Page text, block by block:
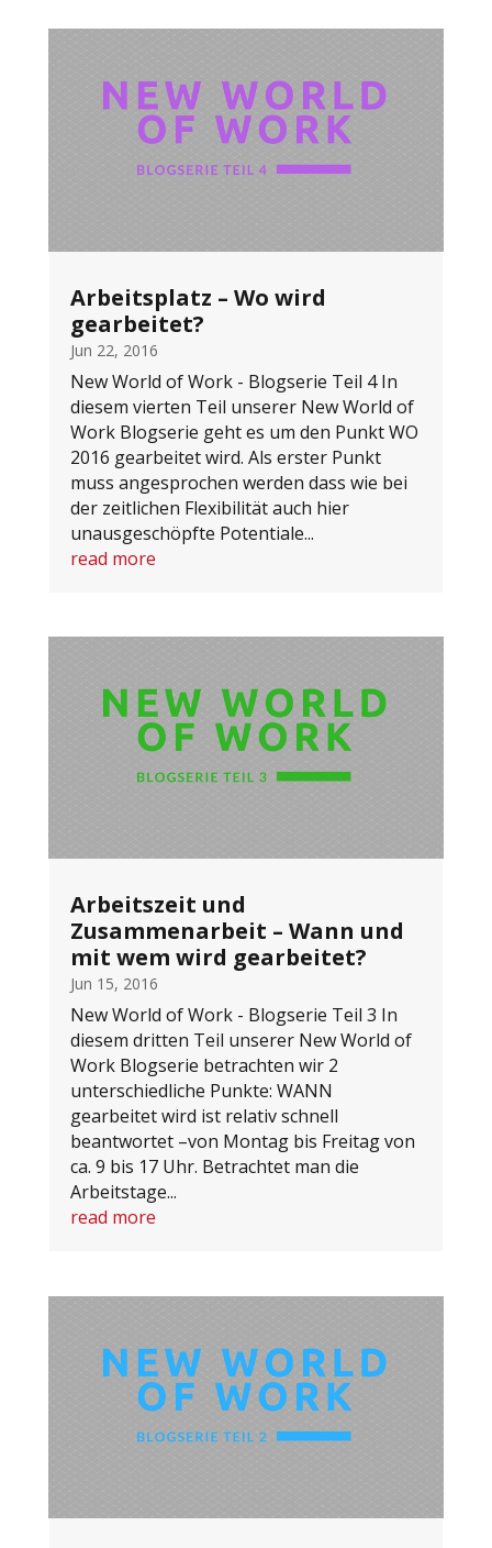
Arbeitsplatz – Wo wird
gearbeitet?
Jun 22, 2016
New World of Work - Blogserie Teil 4 In
diesem vierten Teil unserer New World of
Work Blogserie geht es um den Punkt WO
2016 gearbeitet wird. Als erster Punkt
muss angesprochen werden dass wie bei
der zeitlichen Flexibilität auch hier
unausgeschöpfte Potentiale...
read more
Arbeitszeit und
Zusammenarbeit – Wann und
mit wem wird gearbeitet?
Jun 15, 2016
New World of Work - Blogserie Teil 3 In
diesem dritten Teil unserer New World of
Work Blogserie betrachten wir 2
unterschiedliche Punkte: WANN
gearbeitet wird ist relativ schnell
beantwortet –von Montag bis Freitag von
ca. 9 bis 17 Uhr. Betrachtet man die
Arbeitstage...
read more